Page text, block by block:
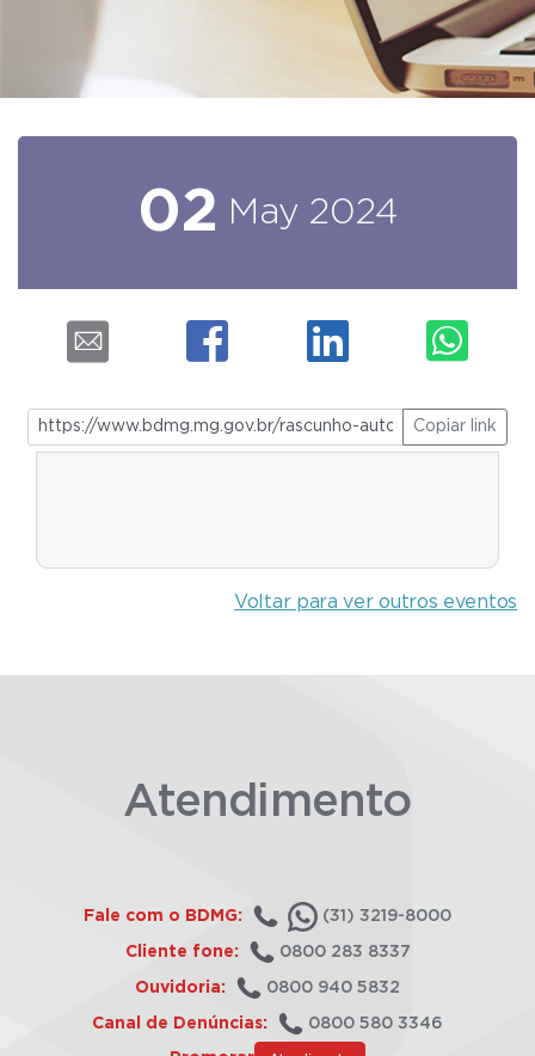
02 May 2024
Copiar link
Voltar para ver outros eventos
Atendimento
Fale com o BDMG: (31) 3219-8000
Cliente fone: 0800 283 8337
Ouvidoria: 0800 940 5832
Canal de Denúncias: 0800 580 3346